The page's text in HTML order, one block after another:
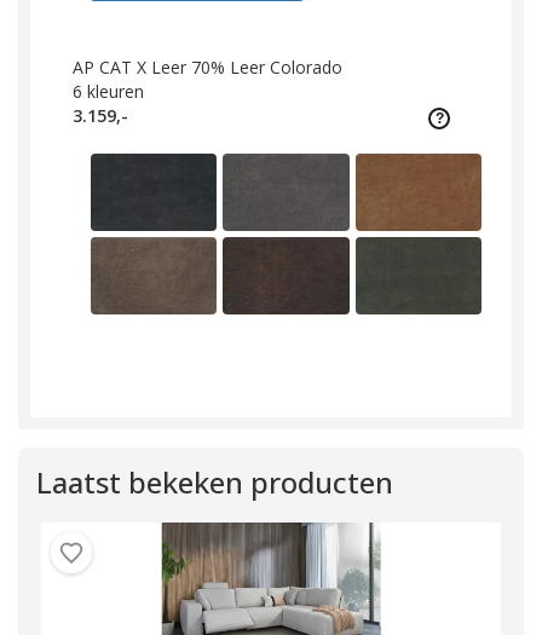
AP CAT X Leer 70% Leer Colorado
6 kleuren
3.159,-
Laatst bekeken producten